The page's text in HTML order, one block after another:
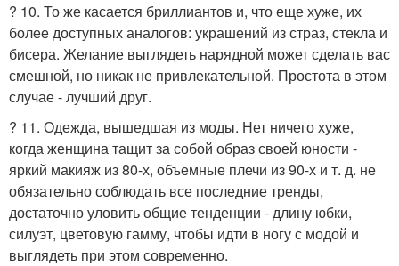
? 10. То же касается бриллиантов и, что еще хуже, их
более доступных аналогов: украшений из страз, стекла и
бисера. Желание выглядеть нарядной может сделать вас
смешной, но никак не привлекательной. Простота в этом
случае - лучший друг.
? 11. Одежда, вышедшая из моды. Нет ничего хуже,
когда женщина тащит за собой образ своей юности -
яркий макияж из 80-х, объемные плечи из 90-х и т. д. не
обязательно соблюдать все последние тренды,
достаточно уловить общие тенденции - длину юбки,
силуэт, цветовую гамму, чтобы идти в ногу с модой и
выглядеть при этом современно.